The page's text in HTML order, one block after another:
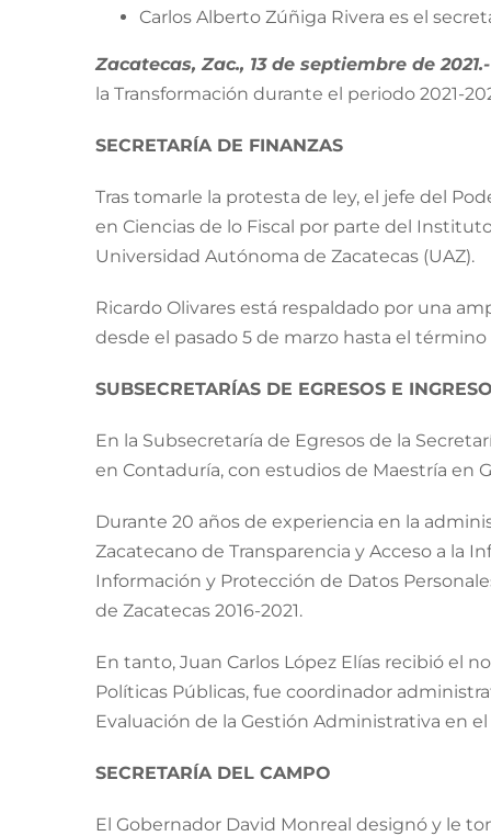
Carlos Alberto Zúñiga Rivera es el
Zacatecas, Zac., 13 de septiembre de 2021.-
la Transformación durante el periodo 2021-
SECRETARÍA DE FINANZAS
Tras tomarle la protesta de ley, el jefe del
en Ciencias de lo Fiscal por parte del
Universidad Autónoma de Zacatecas (UAZ).
Ricardo Olivares está respaldado por una
desde el pasado 5 de marzo hasta el
SUBSECRETARÍAS DE EGRESOS E
En la Subsecretaría de Egresos de la
en Contaduría, con estudios de Maestría en
Durante 20 años de experiencia en la
Zacatecano de Transparencia y Acceso a la
Información y Protección de Datos
de Zacatecas 2016-2021.
En tanto, Juan Carlos López Elías recibió el
Políticas Públicas, fue coordinador
Evaluación de la Gestión Administrativa en
SECRETARÍA DEL CAMPO
El Gobernador David Monreal designó y le